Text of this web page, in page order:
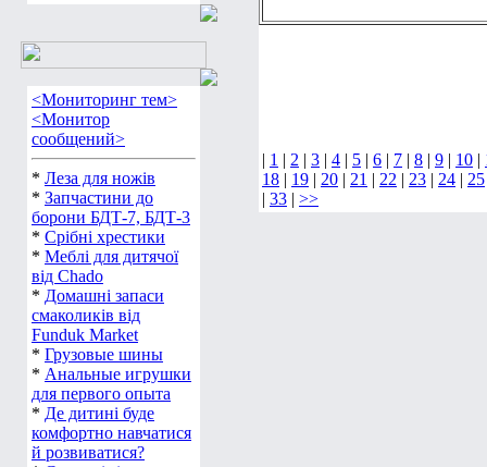
<Мониторинг тем>
<Монитор
сообщений>
* Леза для ножів
* Запчастини до
борони БДТ-7, БДТ-3
* Срібні хрестики
* Меблі для дитячої
від Chado
* Домашні запаси
смаколиків від
Funduk Market
* Грузовые шины
* Анальные игрушки
для первого опыта
* Де дитині буде
комфортно навчатися
й розвиватися?
| 1 | 2 | 3 | 4 | 5 | 6 | 7 | 8 | 9 | 10 |
18 | 19 | 20 | 21 | 22 | 23 | 24 | 25
| 33 | >>